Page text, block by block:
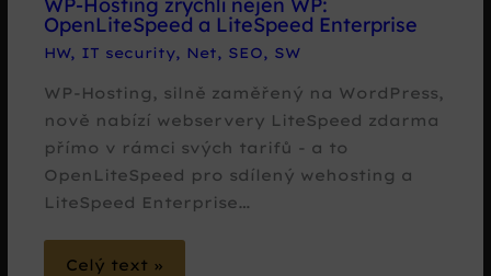
OpenLiteSpeed a LiteSpeed Enterprise
HW, IT security, Net, SEO, SW
WP-Hosting, silně zaměřený na WordPress,
nově nabízí webservery LiteSpeed zdarma
přímo v rámci svých tarifů - a to
OpenLiteSpeed pro sdílený wehosting a
LiteSpeed Enterprise…
Celý text »